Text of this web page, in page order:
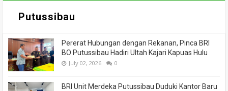
Putussibau
Pererat Hubungan dengan Rekanan, Pinca BRI
BO Putussibau Hadiri Ultah Kajari Kapuas Hulu
July 02, 2026 0
BRI Unit Merdeka Putussibau Duduki Kantor Baru